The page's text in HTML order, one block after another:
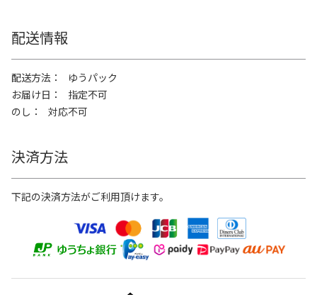
配送情報
配送方法
ゆうパック
お届け日
指定不可
のし
対応不可
決済方法
下記の決済方法がご利用頂けます。